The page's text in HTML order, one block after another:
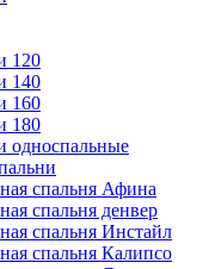
120
140
160
180
односпальные
спальня Афина
спальня денвер
спальня Инстайл
спальня Калипсо